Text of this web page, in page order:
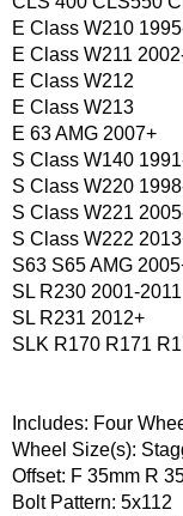
E Class W210
E Class W211
E Class W212
E Class W213
E 63 AMG 2007+
S Class W140
S Class W220
S Class W221
S Class W222
S63 S65 AMG
SL R230 2001-2011
SL R231 2012+
SLK R170 R171
Includes: Four
Wheel Size(s):
Offset: F 35mm R
Bolt Pattern: 5x112